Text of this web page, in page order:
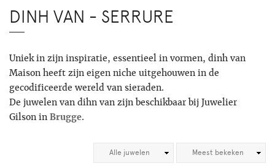
DINH VAN - SERRURE
Uniek in zijn inspiratie, essentieel in vormen, dinh van
Maison heeft zijn eigen niche uitgehouwen in de
gecodificeerde wereld van sieraden.
De juwelen van dihn van zijn beschikbaar bij Juwelier
Gilson in Brugge.